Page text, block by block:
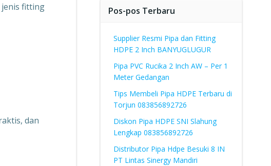
jenis fitting
dan
Pos-pos Terbaru
Supplier Resmi Pipa dan Fitting
HDPE 2 Inch BANYUGLUGUR
Pipa PVC Rucika 2 Inch AW – Per 1
Meter Gedangan
Tips Membeli Pipa HDPE Terbaru di
Torjun 083856892726
Diskon Pipa HDPE SNI Slahung
Lengkap 083856892726
Distributor Pipa Hdpe Besuki 8 IN
PT Lintas Sinergy Mandiri